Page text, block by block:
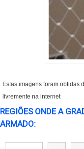
Estas imagens foram obtidas
livremente na internet
REGIÕES ONDE A
ARMADO: